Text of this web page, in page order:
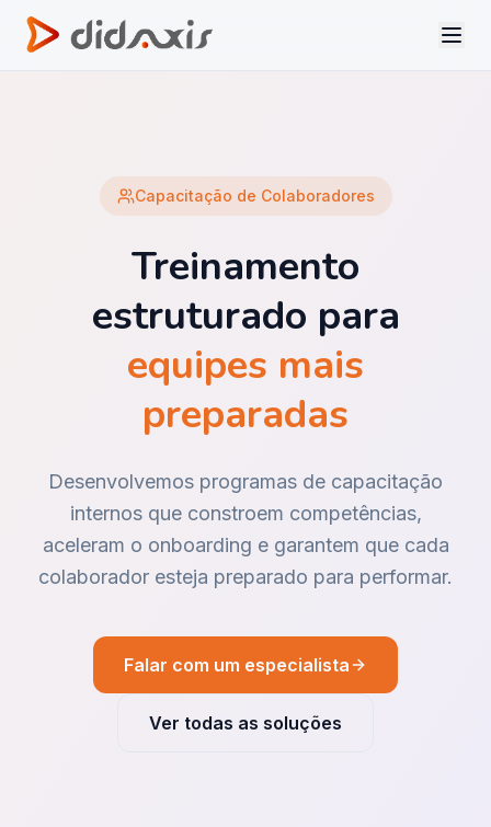
Capacitação de Colaboradores
Treinamento
estruturado para
equipes mais
preparadas
Desenvolvemos programas de capacitação
internos que constroem competências,
aceleram o onboarding e garantem que cada
colaborador esteja preparado para performar.
Falar com um especialista
Ver todas as soluções